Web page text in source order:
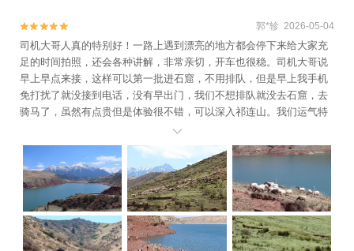

 郭*轸 2026-05-04
司机大哥人真的特别好！一路上遇到漂亮的地方都会停下来给大家充
足的时间拍照，还会各种讲解，非常亲切，开车也很稳。司机大哥说
早上早点来接，这样可以第一批进石窟，不用排队，但是早上我手机
免打扰了就没接到电话，没有早出门，我们不想排队就没去石窟，去
骑马了，虽然有点贵但是体验很不错，可以深入祁连山。我们运气特
别好，赶上五四青年节免票，还是旅行社工作人员主动告诉我们的，
只需要自己买观光车票，很负责。我们在景区里遇到有人被旅行社骗
了钱，明明免票旅行社还收了他们门票，所以综合下来我觉得这家很
靠谱，体验感非常好！
